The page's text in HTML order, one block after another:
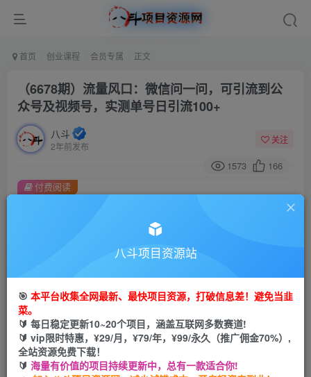
首页 创业课程 会员专属 正文
（6678期）流量风口：微信问一问，可引流到公
众号及视频号，实测单号日引流100+
八斗
2年前发布
关注
1573 166
此内容为付费阅读，请付费后查看
会员专属资源
您暂无购买权限，请先开通会员
开通会员
付费阅读
八斗项目资源站
🎯 本平台收集全网最新、最快项目资源，打破信息差！避免当韭
菜。
🔰 每日稳定更新10~20个项目，涵盖互联网多数赛道!
🔰 vip限时特惠，¥29/月，¥79/年，¥99/永久（推广佣金70%）,
全站资源免费下载！
🔰 海量有价值的项目持续更新中，总有一款适合你!